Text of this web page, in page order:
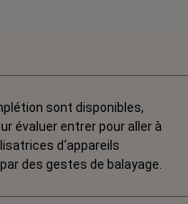
sont disponibles,
évaluer entrer pour aller à
d‘appareils
des gestes de balayage.